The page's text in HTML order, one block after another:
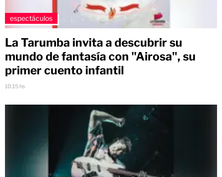
espectáculos
La Tarumba invita a descubrir su
mundo de fantasía con "Airosa", su
primer cuento infantil
10:15 hs